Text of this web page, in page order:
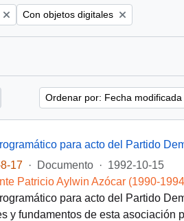
Remove filter:
Con objetos digitales
Ordenar por: Fecha modificada
para acto del Partido
17
· Documento · 1992-10-15
Patricio Aylwin Azócar (1990-
para acto del Partido
y fundamentos de esta asociación